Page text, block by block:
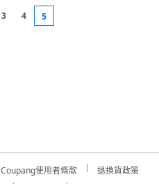
3 4 5
Coupang使用者條款
退換貨政策